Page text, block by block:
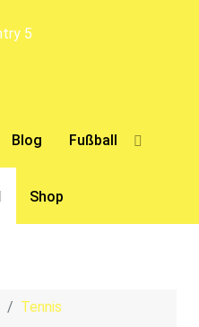
Blog Fußball
Shop
Tennis